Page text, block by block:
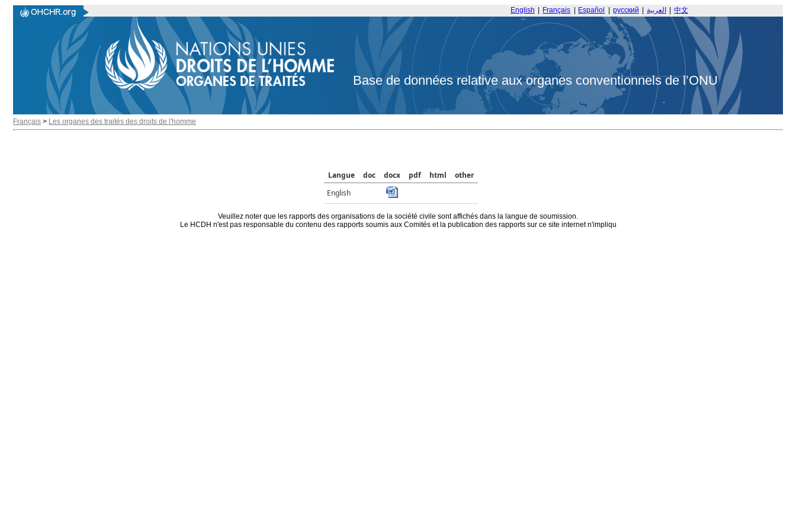
English Français Español русский العربية 中文
Base de données relative aux organes conventionnels de l’ONU
Français > Les organes des traités des droits de l'homme
Langue doc docx pdf html
other
English
Veuillez noter que les rapports des organisations de la société civile sont affichés dans la langue de soumission.
Le HCDH n'est pas responsable du contenu des rapports soumis aux Comités et la publication des rapports sur ce site internet n'impliqu